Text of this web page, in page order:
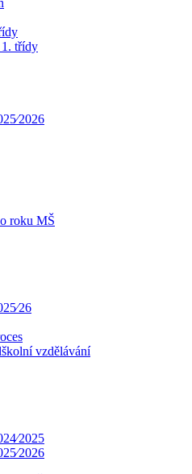
třídy
roku MŠ
vzdělávání